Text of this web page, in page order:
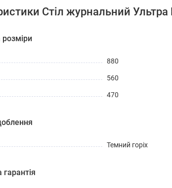
Стіл журнальний Ультра
розміри
880
560
470
Темний горіх